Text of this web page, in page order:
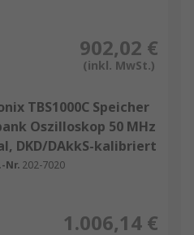
902,02 €
(inkl. MwSt.)
TBS1000C Speicher
Oszilloskop 50 MHz
DKD/DAkkS-kalibriert
Nr. 202-7020
1.006,14 €